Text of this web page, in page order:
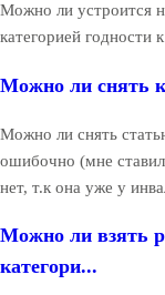
Можно ли устроится
категорией годности
Можно ли снять
Можно ли снять
ошибочно (мне
нет, т.к она уже у
Можно ли взять
категори...